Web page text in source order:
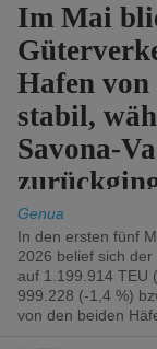
Im Mai
Hafen von
stabil,
Savona-
Genua
In den ersten fünf
2026 belief sich
auf 1.199.914 TEU
999.228 (-1,4 %)
von den beiden